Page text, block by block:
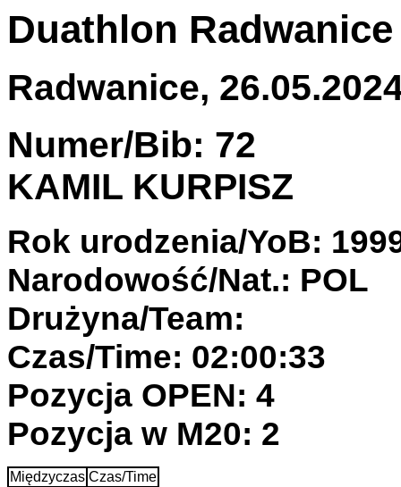
Duathlon Radwanice
Radwanice,
Numer/Bib: 72
KAMIL KURPISZ
Rok urodzenia/YoB:
Narodowość/Nat.: POL
Drużyna/Team:
Czas/Time: 02:00:33
Pozycja OPEN: 4
Pozycja w M20: 2
Międzyczas Czas/Time